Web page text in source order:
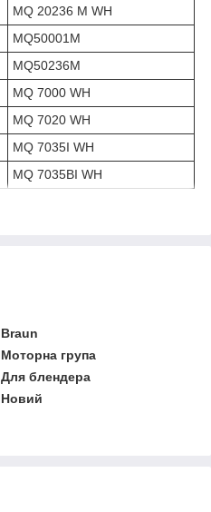
MQ 20236 M WH
MQ50001M
MQ50236M
MQ 7000 WH
MQ 7020 WH
MQ 7035I WH
MQ 7035BI WH
Braun
Моторна група
Для блендера
Новий